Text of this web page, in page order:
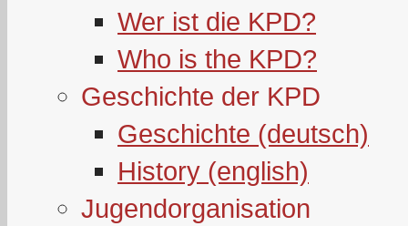
Wer ist die KPD?
Who is the KPD?
Geschichte der KPD
Geschichte (deutsch)
History (english)
Jugendorganisation